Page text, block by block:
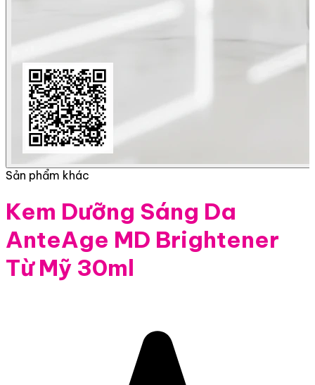
Sản phẩm khác
Kem Dưỡng Sáng Da
AnteAge MD Brightener
Từ Mỹ 30ml